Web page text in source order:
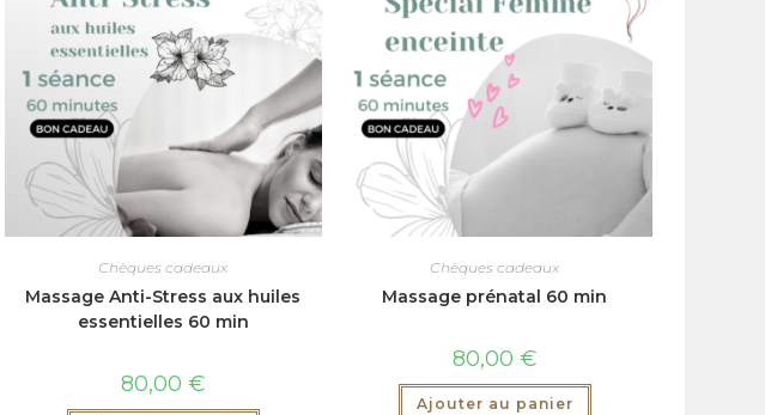
Chèques cadeaux
Massage Anti-Stress aux huiles
essentielles 60 min
80,00 €
Chèques cadeaux
Massage prénatal 60 min
80,00 €
Ajouter au panier